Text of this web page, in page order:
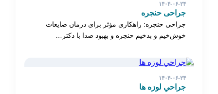
۱۴۰۴-۰۶-۲۴
جراحی حنجره
جراحی حنجره: راهکاری مؤثر برای درمان ضایعات
خوش‌خیم و بدخیم حنجره و بهبود صدا با دکتر…
۱۴۰۴-۰۶-۲۴
جراحي لوزه ها